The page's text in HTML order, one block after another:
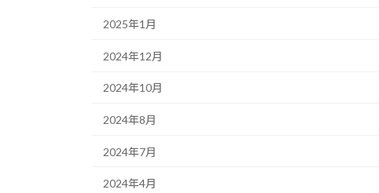
2025年1月
2024年12月
2024年10月
2024年8月
2024年7月
2024年4月